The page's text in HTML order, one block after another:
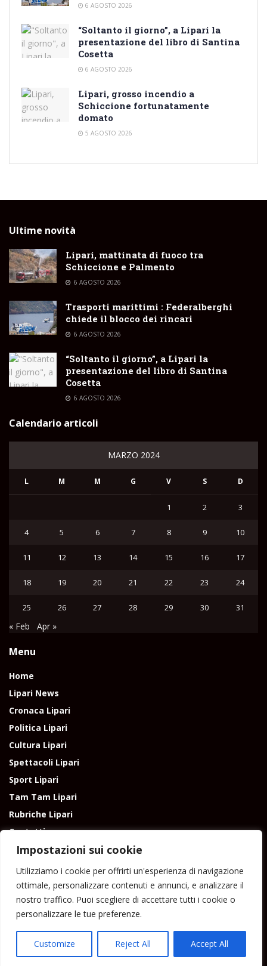
Impostazioni sui cookie
Utilizziamo i cookie per offrirti un'esperienza di navigazione
ottimale, personalizzare contenuti e annunci, e analizzare il
nostro traffico. Puoi scegliere di accettare tutti i cookie o
personalizzare le tue preferenze.
Customize Reject All Accept All
6 AGOSTO 2026
“Soltanto il giorno”, a Lipari la
presentazione del libro di Santina
Cosetta
6 AGOSTO 2026
Lipari, grosso incendio a
Schiccione fortunatamente
domato
5 AGOSTO 2026
Ultime novità
Lipari, mattinata di fuoco tra
Schiccione e Palmento
6 AGOSTO 2026
Trasporti marittimi : Federalberghi
chiede il blocco dei rincari
6 AGOSTO 2026
“Soltanto il giorno”, a Lipari la
presentazione del libro di Santina
Cosetta
6 AGOSTO 2026
Calendario articoli
MARZO 2024
L M M G V S D
1 2 3
4 5 6 7 8 9 10
11 12 13 14 15 16 17
18 19 20 21 22 23 24
25 26 27 28 29 30 31
« Feb Apr »
Menu
Home
Lipari News
Cronaca Lipari
Politica Lipari
Cultura Lipari
Spettacoli Lipari
Sport Lipari
Tam Tam Lipari
Rubriche Lipari
Contatti
Direttore responsabile: Peppe Paino - Eolmedia, via Zinzolo, 20 - 980555 -
Lipari (Me) - Tel. 3924544698 e-mail: giornaledilipari@gmail.com -
peppepaino1@gmail.com Testata registrata al Tribunale di Barcellona